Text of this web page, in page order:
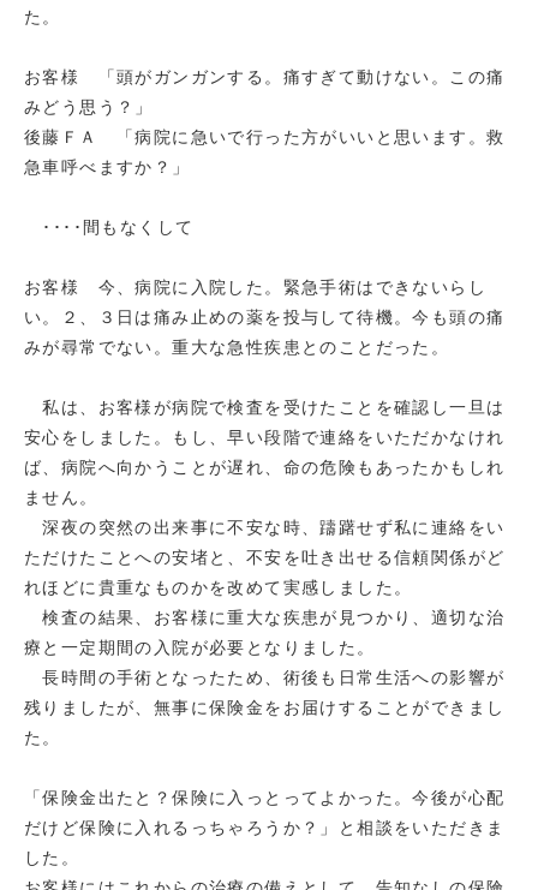
た。
お客様 「頭がガンガンする。痛すぎて動けない。この痛
みどう思う？」
後藤ＦＡ 「病院に急いで行った方がいいと思います。救
急車呼べますか？」
････間もなくして
お客様 今、病院に入院した。緊急手術はできないらし
い。２、３日は痛み止めの薬を投与して待機。今も頭の痛
みが尋常でない。重大な急性疾患とのことだった。
私は、お客様が病院で検査を受けたことを確認し一旦は
安心をしました。もし、早い段階で連絡をいただかなけれ
ば、病院へ向かうことが遅れ、命の危険もあったかもしれ
ません。
深夜の突然の出来事に不安な時、躊躇せず私に連絡をい
ただけたことへの安堵と、不安を吐き出せる信頼関係がど
れほどに貴重なものかを改めて実感しました。
検査の結果、お客様に重大な疾患が見つかり、適切な治
療と一定期間の入院が必要となりました。
長時間の手術となったため、術後も日常生活への影響が
残りましたが、無事に保険金をお届けすることができまし
た。
「保険金出たと？保険に入っとってよかった。今後が心配
だけど保険に入れるっちゃろうか？」と相談をいただきま
した。